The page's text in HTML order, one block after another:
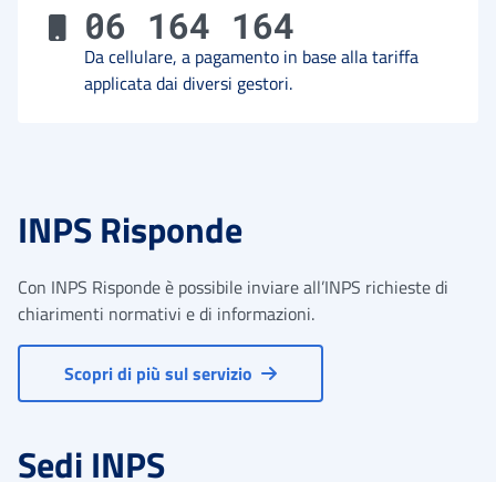
06 164 164
Da cellulare, a pagamento in base alla tariffa
applicata dai diversi gestori.
INPS Risponde
Con INPS Risponde è possibile inviare all’INPS richieste di
chiarimenti normativi e di informazioni.
Scopri di più sul servizio
Sedi INPS